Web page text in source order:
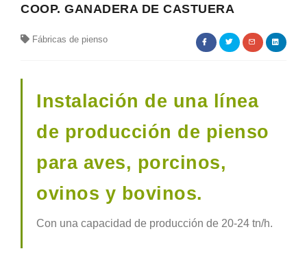
COOP. GANADERA DE CASTUERA
Fábricas de pienso
Instalación de una línea
de producción de pienso
para aves, porcinos,
ovinos y bovinos.
Con una capacidad de producción de 20-24 tn/h.